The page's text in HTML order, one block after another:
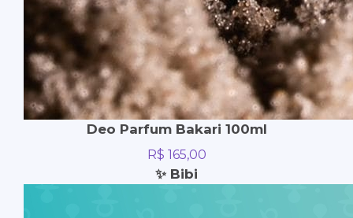
Deo Parfum Bakari 100ml
R$ 165,00
✨ Bibi